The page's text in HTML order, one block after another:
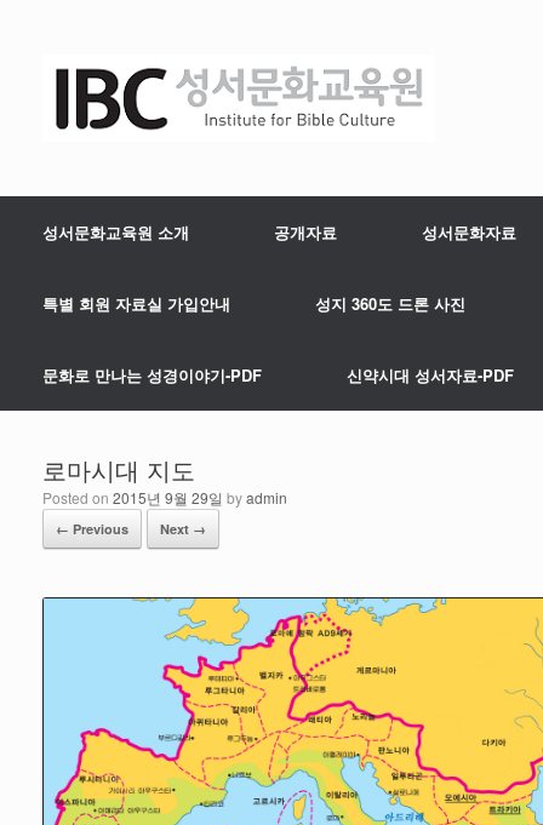
성서문화교육원 소개 공개자료 성서문화자료
특별 회원 자료실 가입안내 성지 360도 드론 사진
문화로 만나는 성경이야기-PDF 신약시대 성서자료-PDF
로마시대 지도
Posted on 2015년 9월 29일 byadmin
← Previous Next →